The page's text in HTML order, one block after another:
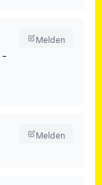
-
Melden
Melden